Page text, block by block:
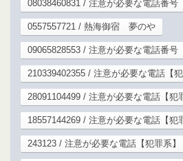
08038460831 / 注意が必要な電話番号
0557557721 / 熱海御宿 夢のや
09065828553 / 注意が必要な電話番号
210339402355 / 注意が必要な電話【犯
28091104499 / 注意が必要な電話【犯
18557144269 / 注意が必要な電話【犯
243123 / 注意が必要な電話【犯罪系】